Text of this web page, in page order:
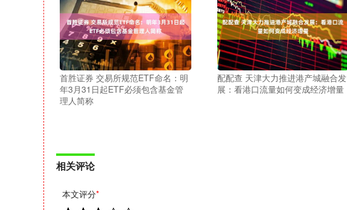
首胜证券 交易所规范ETF命名：明
年3月31日起ETF必须包含基金管
理人简称
配配查 天津大力推进港产城融合发
展：看港口流量如何变成经济增量
相关评论
本文评分*